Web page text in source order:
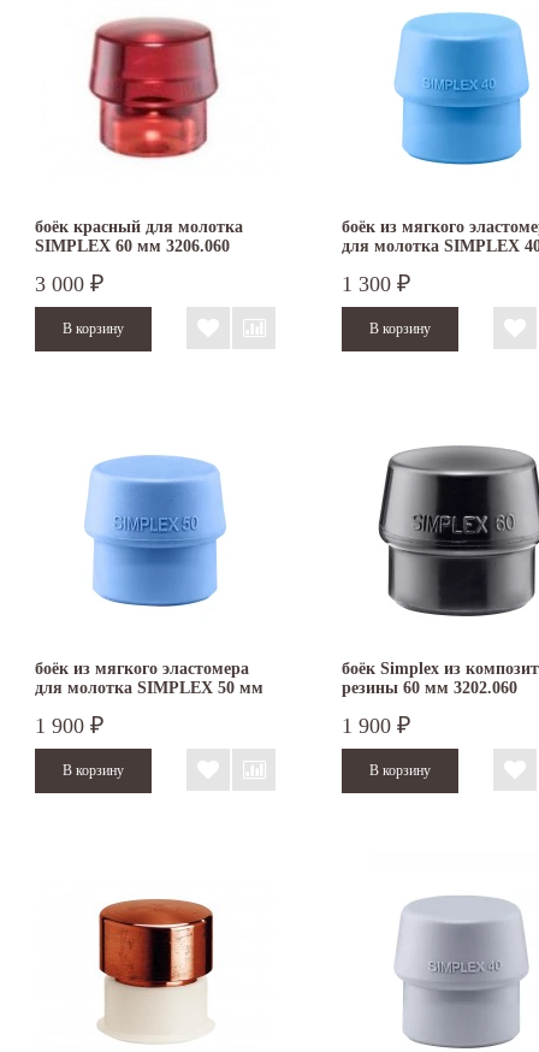
боёк красный для молотка
SIMPLEX 60 мм 3206.060
3 000 ₽
боёк из мягкого
для молотка SIMPLEX
1 300 ₽
боёк из мягкого эластомера
для молотка SIMPLEX 50 мм
1 900 ₽
боёк Simplex из
резины 60 мм 3202.060
1 900 ₽